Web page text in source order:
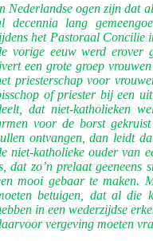
Nederlandse ogen zijn dat
decennia lang
het Pastoraal Concilie
vorige eeuw werd erover
een grote groep
priesterschap voor
of priester bij een
dat niet-katholieken
voor de borst
ontvangen, dan leidt
niet-katholieke ouder van
dat zo’n prelaat
mooi gebaar te maken.
betuigen, dat al die
in een wederzijdse
vergeving moeten